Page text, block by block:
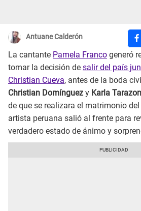
Antuane Calderón
La cantante Pamela Franco generó
tomar la decisión de salir del país
Christian Cueva, antes de la boda
Christian Domínguez y Karla
de que se realizara el matrimonio
artista peruana salió al frente para
verdadero estado de ánimo y